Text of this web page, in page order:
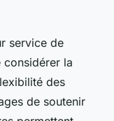
service de
la
des
de soutenir